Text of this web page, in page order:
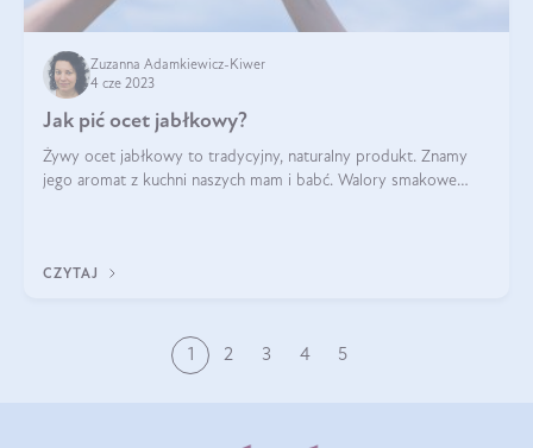
Zuzanna Adamkiewicz-Kiwer
4 cze 2023
Jak pić ocet jabłkowy?
Żywy ocet jabłkowy to tradycyjny, naturalny produkt. Znamy
jego aromat z kuchni naszych mam i babć. Walory smakowe
CZYTAJ
1 2 3 4 5